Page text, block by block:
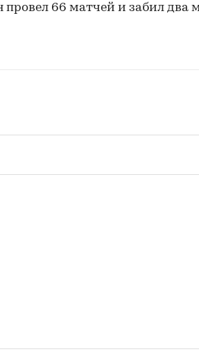
66 матчей и забил два